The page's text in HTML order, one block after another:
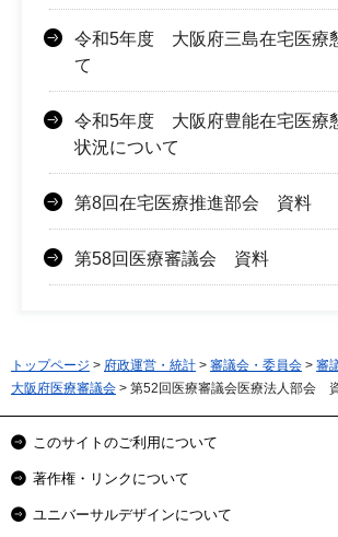
令和5年度 大阪府三島在宅医療
て
令和5年度 大阪府豊能在宅医療
状況について
第8回在宅医療推進部会 資料
第58回医療審議会 資料
トップページ > 府政運営・統計 > 審議会・委員会 > 審
大阪府医療審議会 > 第52回医療審議会医療法人部会
このサイトのご利用について
著作権・リンクについて
ユニバーサルデザインについて